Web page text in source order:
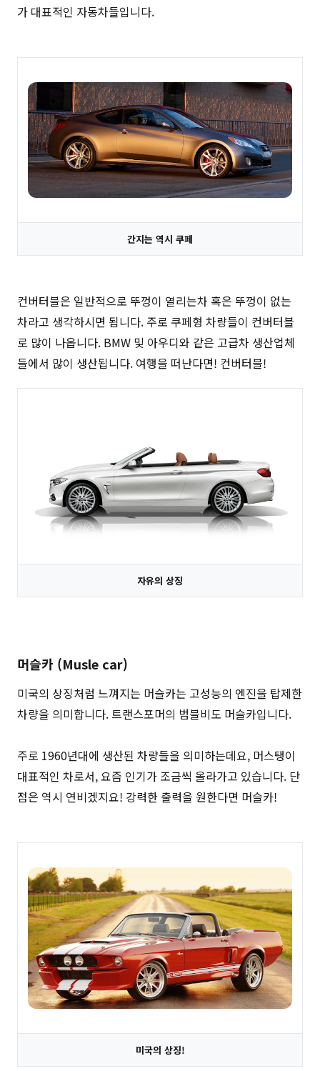
가 대표적인 자동차들입니다.
간지는 역시 쿠페
컨버터블은 일반적으로 뚜껑이 열리는차 혹은 뚜껑이 없는
차라고 생각하시면 됩니다. 주로 쿠페형 차량들이 컨버터블
로 많이 나옵니다. BMW 및 아우디와 같은 고급차 생산업체
들에서 많이 생산됩니다. 여행을 떠난다면! 컨버터블!
자유의 상징
머슬카 (Musle car)
미국의 상징처럼 느껴지는 머슬카는 고성능의 엔진을 탑제한
차량을 의미합니다. 트랜스포머의 범블비도 머슬카입니다.
주로 1960년대에 생산된 차량들을 의미하는데요, 머스탱이
대표적인 차로서, 요즘 인기가 조금씩 올라가고 있습니다. 단
점은 역시 연비겠지요! 강력한 출력을 원한다면 머슬카!
미국의 상징!